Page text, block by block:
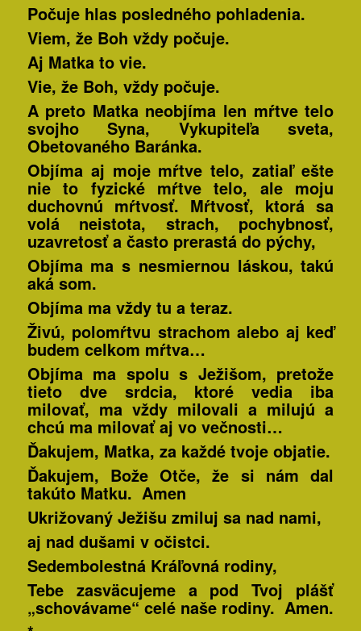
Počuje hlas posledného pohladenia.
Viem, že Boh vždy počuje.
Aj Matka to vie.
Vie, že Boh, vždy počuje.
A preto Matka neobjíma len mŕtve telo
svojho Syna, Vykupiteľa sveta,
Obetovaného Baránka.
Objíma aj moje mŕtve telo, zatiaľ ešte
nie to fyzické mŕtve telo, ale moju
duchovnú mŕtvosť. Mŕtvosť, ktorá sa
volá neistota, strach, pochybnosť,
uzavretosť a často prerastá do pýchy,
Objíma ma s nesmiernou láskou, takú
aká som.
Objíma ma vždy tu a teraz.
Živú, polomŕtvu strachom alebo aj keď
budem celkom mŕtva…
Objíma ma spolu s Ježišom, pretože
tieto dve srdcia, ktoré vedia iba
milovať, ma vždy milovali a milujú a
chcú ma milovať aj vo večnosti…
Ďakujem, Matka, za každé tvoje objatie.
Ďakujem, Bože Otče, že si nám dal
takúto Matku. Amen
Ukrižovaný Ježišu zmiluj sa nad nami,
aj nad dušami v očistci.
Sedembolestná Kráľovná rodiny,
Tebe zasväcujeme a pod Tvoj plášť
„schovávame“ celé naše rodiny. Amen.